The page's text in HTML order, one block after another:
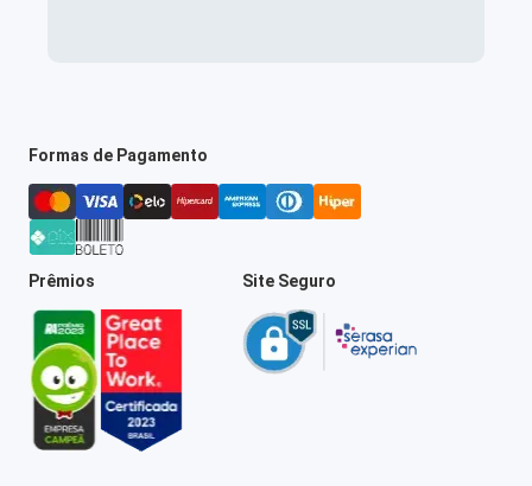
Formas de Pagamento
Prêmios Site Seguro